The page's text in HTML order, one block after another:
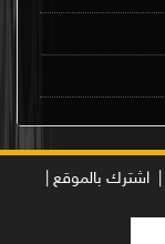
اشترك بالموقع |